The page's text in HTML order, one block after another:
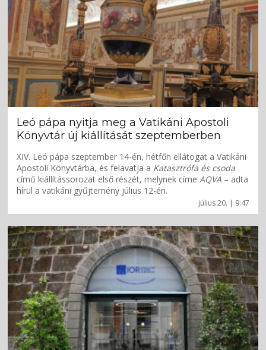
július 20. | 9:47
Leó pápa nyitja meg a Vatikáni Apostoli
Könyvtár új kiállítását szeptemberben
XIV. Leó pápa szeptember 14-én, hétfőn ellátogat a Vatikáni
Apostoli Könyvtárba, és felavatja a Katasztrófa és csoda
című kiállítássorozat első részét, melynek címeAQVA – adta
hírül a vatikáni gyűjtemény július 12-én.